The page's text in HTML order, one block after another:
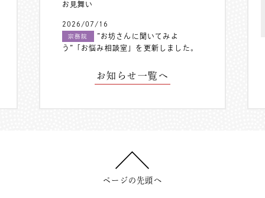
お見舞い
2026/07/16
宗務院
”お坊さんに聞いてみよ
う”「お悩み相談室」を更新しました。
お知らせ一覧へ
ページの先頭へ